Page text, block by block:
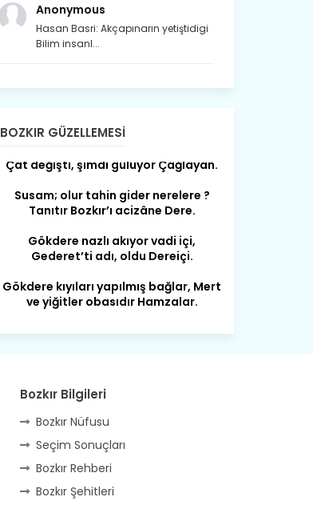
Anonymous
Hasan Basri: Akçapınarın yetiştidigi
Bilim insanl...
BOZKIR GÜZELLEMESI
Son yıllarda orda yok artık ağlayan,
Çat değişti, şimdi gülüyor Çağlayan.
Susam; olur tahin gider nerelere ?
Gökdere nazlı akıyor vadi içi,
Gökdere kıyıları yapılmış bağlar, Mert
Harmanı,elması ve Sorkunca’sı var.
Belören, Koçaş, Kuzören vermiş hep
Çarşamba’nın koynunda tarih çok
yorgun. Şehit Berâtlı, halkı yiğit genç
Sorkun.
Bozkır Bilgileri
Bozkır Nüfusu
Seçim Sonuçları
Bozkır Rehberi
Bozkır Şehitleri